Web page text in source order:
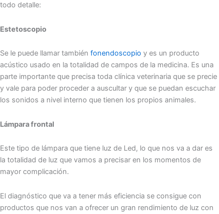
todo detalle:
Estetoscopio
Se le puede llamar también fonendoscopio y es un producto
acústico usado en la totalidad de campos de la medicina. Es una
parte importante que precisa toda clínica veterinaria que se precie
y vale para poder proceder a auscultar y que se puedan escuchar
los sonidos a nivel interno que tienen los propios animales.
Lámpara frontal
Este tipo de lámpara que tiene luz de Led, lo que nos va a dar es
la totalidad de luz que vamos a precisar en los momentos de
mayor complicación.
El diagnóstico que va a tener más eficiencia se consigue con
productos que nos van a ofrecer un gran rendimiento de luz con